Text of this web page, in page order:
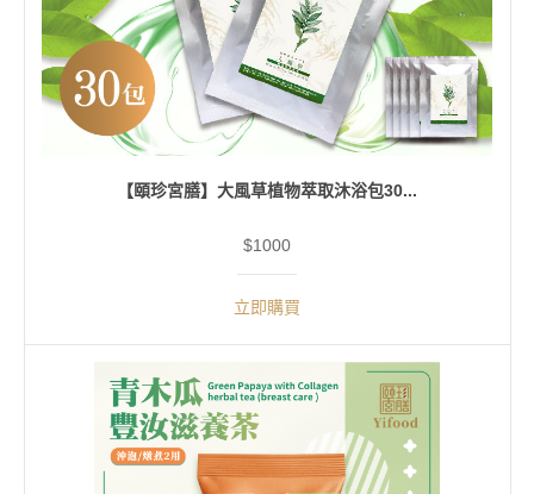
【頤珍宮膳】大風草植物萃取沐浴包30...
$1000
立即購買